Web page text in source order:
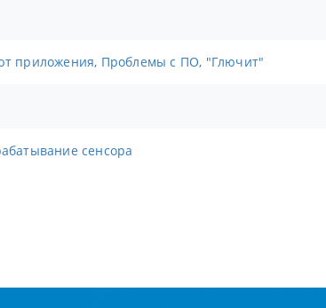
приложения, Проблемы с ПО, "Глючит"
сенсора